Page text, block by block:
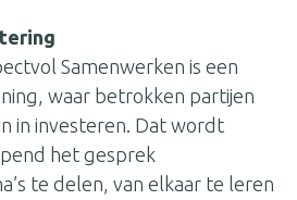
Samenwerken is een
waar betrokken partijen
in investeren. Dat wordt
het gesprek
te delen, van elkaar te leren